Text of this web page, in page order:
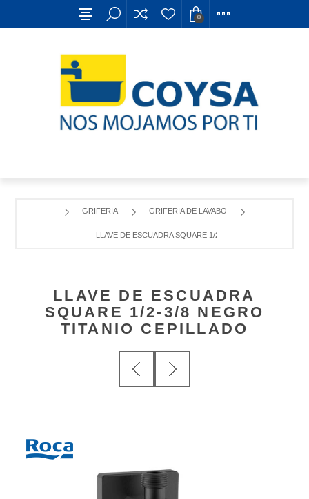
0
GRIFERIA GRIFERIA DE LAVABO
LLAVE DE ESCUADRA SQUARE 1/2-3/8 NEGRO TITANIO
LLAVE DE ESCUADRA
SQUARE 1/2-3/8 NEGRO
TITANIO CEPILLADO